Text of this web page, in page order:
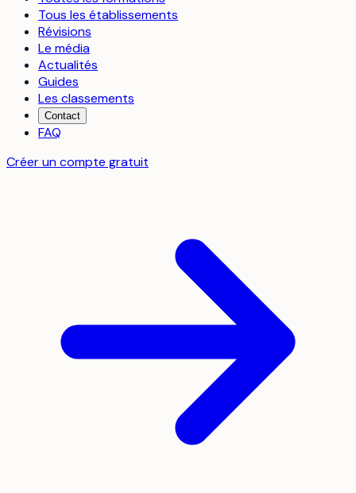
Tous les établissements
Révisions
Le média
Actualités
Guides
Les classements
Contact
FAQ
Créer un compte gratuit